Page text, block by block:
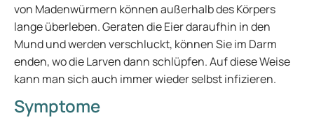
von Madenwürmern können außerhalb des Körpers
lange überleben. Geraten die Eier daraufhin in den
Mund und werden verschluckt, können Sie im Darm
enden, wo die Larven dann schlüpfen. Auf diese Weise
kann man sich auch immer wieder selbst infizieren.
Symptome